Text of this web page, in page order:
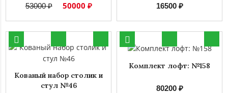
53000 ₽ 50000 ₽ 16500 ₽
Кованый набор столик и
стул №46
Комплект лофт: №158
80200 ₽